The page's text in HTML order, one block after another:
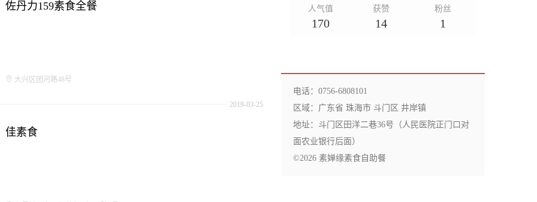
佐丹力159素食全餐
大兴区团河路48号
2019-03-25
佳素食
人气值
170
获赞
14
粉丝
1
电话：0756-6808101
区域：广东省 珠海市 斗门区 井岸镇
地址：斗门区田洋二巷36号（人民医院正门口对
面农业银行后面）
©2026 素婵缘素食自助餐